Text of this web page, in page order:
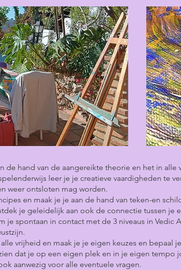
de hand van de aangereikte theorie en het in
leer je je creatieve vaardigheden te
weer ontsloten mag worden.
en maak je je aan de hand van teken-en
je geleidelijk aan ook de connectie tussen je
je spontaan in contact met de 3 niveaus in Vedic
vrijheid en maak je je eigen keuzes en bepaal
dat je op een eigen plek en in je eigen tempo
aanwezig voor alle eventuele vragen.